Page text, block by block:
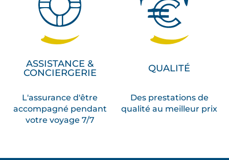
ASSISTANCE &
CONCIERGERIE
L'assurance d'être
accompagné pendant
votre voyage 7/7
QUALITÉ
Des prestations de
qualité au meilleur prix